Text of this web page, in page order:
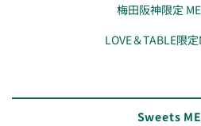
梅田阪神限定
LOVE＆TABLE限
Sweets